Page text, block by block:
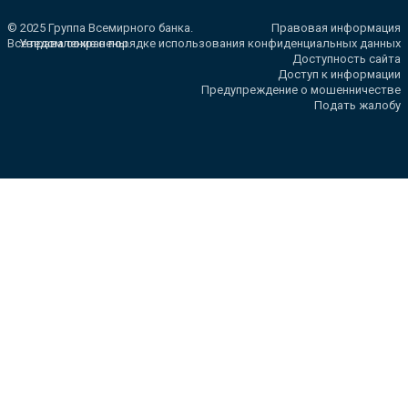
© 2025 Группа Всемирного банка.
Все права сохранены.
Правовая информация
Уведомление о порядке использования конфиденциальных данных
Доступность сайта
Доступ к информации
Предупреждение о мошенничестве
Подать жалобу